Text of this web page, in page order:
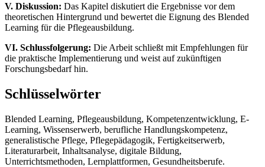
V. Diskussion: Das Kapitel diskutiert die Ergebnisse vor dem
theoretischen Hintergrund und bewertet die Eignung des Blended
Learning für die Pflegeausbildung.
VI. Schlussfolgerung: Die Arbeit schließt mit Empfehlungen für
die praktische Implementierung und weist auf zukünftigen
Forschungsbedarf hin.
Schlüsselwörter
Blended Learning, Pflegeausbildung, Kompetenzentwicklung, E-
Learning, Wissenserwerb, berufliche Handlungskompetenz,
generalistische Pflege, Pflegepädagogik, Fertigkeitserwerb,
Literaturarbeit, Inhaltsanalyse, digitale Bildung,
Unterrichtsmethoden, Lernplattformen, Gesundheitsberufe.